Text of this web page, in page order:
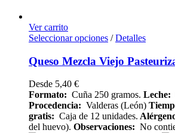
Ver carrito
Seleccionar opciones / Detalles
Queso Mezcla Viejo
Desde 5,40 €
Formato: Cuña 250 gramos. Leche:
Procedencia: Valderas (León)
gratis: Caja de 12 unidades.
del huevo). Observaciones: No